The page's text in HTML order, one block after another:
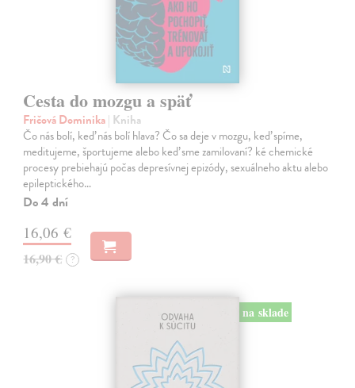
Cesta do mozgu a späť
Fričová Dominika| Kniha
Čo nás bolí, keď nás bolí hlava? Čo sa deje v mozgu, keď spíme,
meditujeme, športujeme alebo keď sme zamilovaní? ké chemické
procesy prebiehajú počas depresívnej epizódy, sexuálneho aktu alebo
epileptického…
Do 4 dní
16,06 €
16,90 € ?
na sklade